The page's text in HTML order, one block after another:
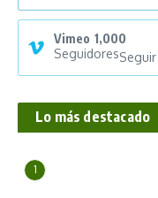
Vimeo 1,000
SeguidoresSeguir
Lo más destacado
1